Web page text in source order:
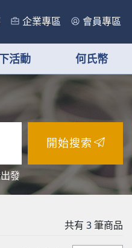
企業專區 會員專區
活動 何氏幣
發
開始搜索
共有 3筆商品